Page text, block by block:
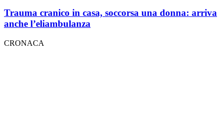
Trauma cranico in casa, soccorsa una donna: arriva
anche l’eliambulanza
CRONACA